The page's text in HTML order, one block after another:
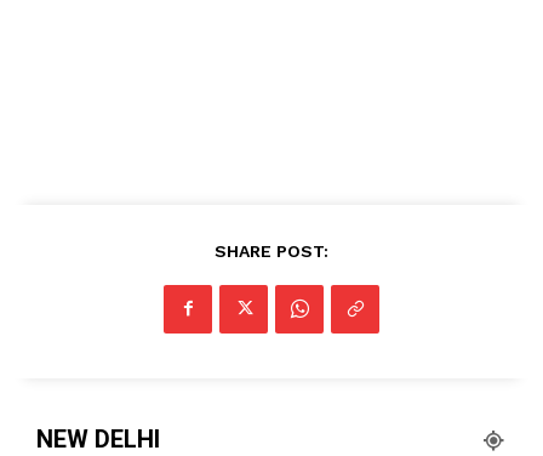
SHARE POST:
NEW DELHI